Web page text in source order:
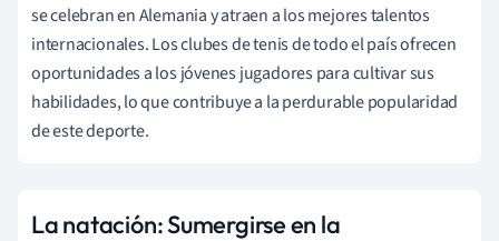
se celebran en Alemania y atraen a los mejores talentos
internacionales. Los clubes de tenis de todo el país ofrecen
oportunidades a los jóvenes jugadores para cultivar sus
habilidades, lo que contribuye a la perdurable popularidad
de este deporte.
La natación: Sumergirse en la